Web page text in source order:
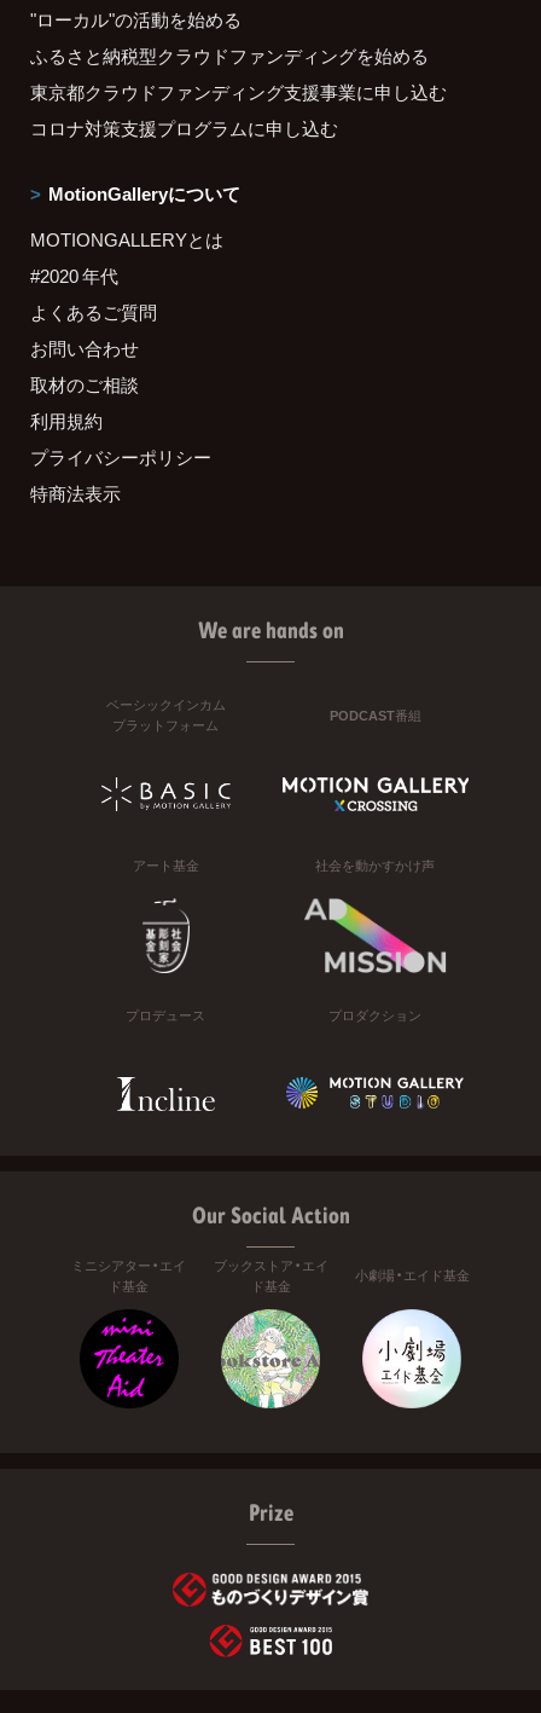
"ローカル"の活動を始める
ふるさと納税型クラウドファンディングを始める
東京都クラウドファンディング支援事業に申し込む
コロナ対策支援プログラムに申し込む
MotionGalleryについて
MOTIONGALLERYとは
#2020 年代
よくあるご質問
お問い合わせ
取材のご相談
利用規約
プライバシーポリシー
特商法表示
We are hands on
ベーシックインカム
プラットフォーム
PODCAST番組
アート基金 社会を動かすかけ声
プロデュース プロダクション
Our Social Action
ミニシアター・エイ
ド基金
ブックストア・エイ
ド基金
小劇場・エイド基金
Prize